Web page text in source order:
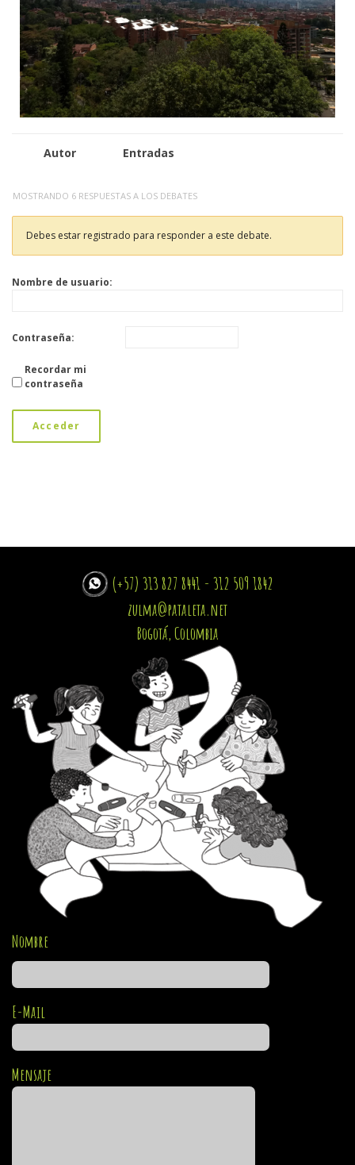
Autor Entradas
MOSTRANDO 6 RESPUESTAS A LOS DEBATES
Debes estar registrado para responder a este debate.
Nombre de usuario:
Contraseña:
Recordar mi
contraseña
Acceder
(+57) 313 827 8441 - 312 509 1842
zulma@pataleta.net
Bogotá, Colombia
Nombre
E-Mail
Mensaje